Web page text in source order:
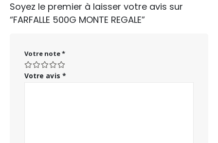
Soyez le premier à laisser votre avis sur
“FARFALLE 500G MONTE REGALE”
Votre note*
Votre avis *